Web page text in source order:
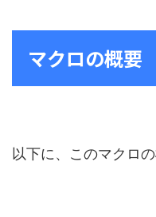
マクロの概要
以下に、このマクロ